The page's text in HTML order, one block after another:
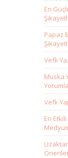
En
Papaz
Vefk
Muska
Vefk
En